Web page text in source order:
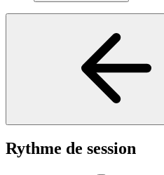
Rythme de session